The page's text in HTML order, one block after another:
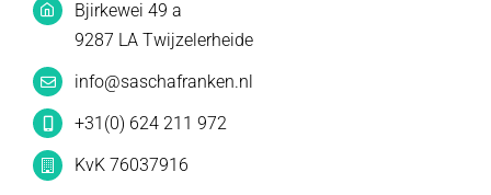
Bjirkewei 49 a
9287 LA Twijzelerheide
info@saschafranken.nl
+31(0) 624 211 972
KvK 76037916